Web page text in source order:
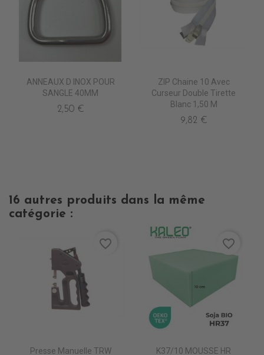
ANNEAUX D INOX POUR
SANGLE 40MM
2,50 €
ZIP Chaine 10 Avec
Curseur Double Tirette
Blanc 1,50 M
9,82 €
16 autres produits dans la même
catégorie :
Presse Manuelle TRW
favorite_border
K37/10 MOUSSE HR
favorite_border